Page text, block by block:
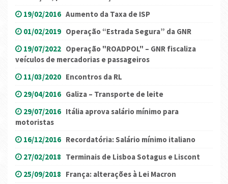
19/02/2016 Aumento da Taxa de ISP
01/02/2019 Operação “Estrada Segura” da GNR
19/07/2022 Operação "ROADPOL" – GNR fiscaliza
veículos de mercadorias e passageiros
11/03/2020 Encontros da RL
29/04/2016 Galiza – Transporte de leite
29/07/2016 Itália aprova salário mínimo para
motoristas
16/12/2016 Recordatória: Salário mínimo italiano
27/02/2018 Terminais de Lisboa Sotagus e Liscont
25/09/2018 França: alterações à Lei Macron